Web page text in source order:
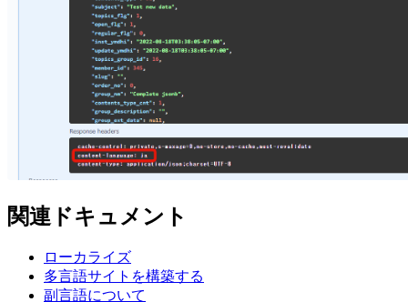
関連ドキュメント
ローカライズ
多言語サイトを構築する
副言語について